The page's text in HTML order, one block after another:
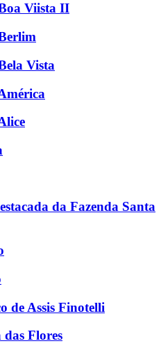
Viista II
Vista
da Fazenda Santa
de Assis Finotelli
Flores